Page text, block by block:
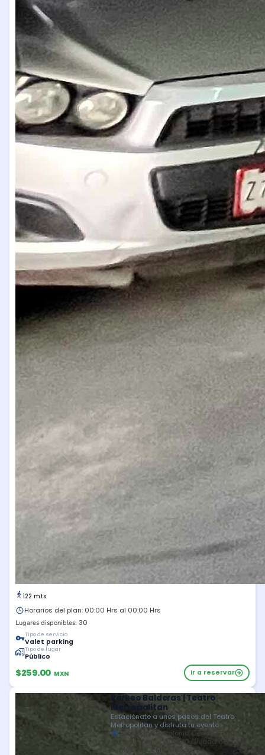
122 mts
Horarios del plan: 00:00 Hrs al 00:00 Hrs
Lugares disponibles: 30
Tipo de servicio
Valet parking
Tipo de lugar
Público
$259.00 MXN Ir a reservar
Parkeo Balderas | Teatro
Metropolitan
Estaciónate a unos pasos del Teatro
Metropolitan y disfruta tu evento
Balderas 39, Colonia Centro, Centro,
Cuauhtémoc, 06040 Ciudad de
México, CDMX, México